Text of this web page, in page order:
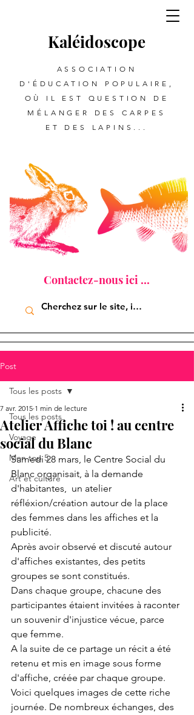
Kaléidoscope
ASSOCIATION
D'ÉDUCATION POPULAIRE,
OÙ IL EST QUESTION DE
MÉLANGER DES CARPES
ET DES LAPINS...
Contactez-nous ici ...
Post
Tous les posts
Voyage
Mon top 5
Art et culture
Tous les posts
Atelier Affiche toi ! au centre
social du Blanc
7 avr. 2015 1 min de lecture
Samedi 28 mars, le Centre Social du
Blanc organisait, à la demande
d'habitantes,  un atelier
réfléxion/création autour de la place
des femmes dans les affiches et la
publicité.
Après avoir observé et discuté autour
d'affiches existantes, des petits
groupes se sont constitués.
Dans chaque groupe, chacune des
participantes étaient invitées à raconter
un souvenir d'injustice vécue, parce
que femme.
A la suite de ce partage un récit a été
retenu et mis en image sous forme
d'affiche, créée par chaque groupe.
Voici quelques images de cette riche
journée. De nombreux échanges, des